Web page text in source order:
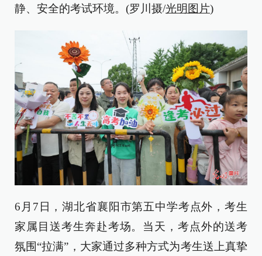
静、安全的考试环境。(罗川摄/光明图片)
6月7日，湖北省襄阳市第五中学考点外，考生
家属目送考生奔赴考场。当天，考点外的送考
氛围“拉满”，大家通过多种方式为考生送上真挚